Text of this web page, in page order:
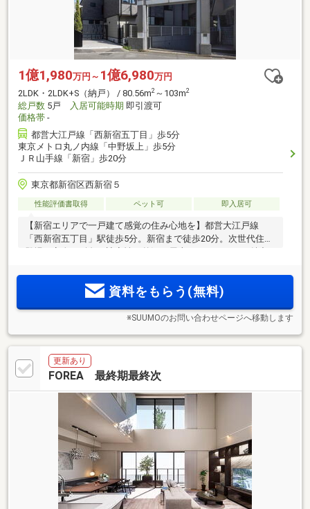
1億1,980万円～ 1億6,980万円
2LDK・2LDK+S（納戸） / 80.56m2 ～103m2
総戸数 5戸 入居可能時期 即引渡可
価格帯 -
都営大江戸線「西新宿五丁目」歩5分
東京メトロ丸ノ内線「中野坂上」歩5分
ＪＲ山手線「新宿」歩20分
東京都新宿区西新宿５
性能評価書取得 ペット可 即入居可
【新宿エリアで一戸建て感覚の住み心地を】都営大江戸線
「西新宿五丁目」駅徒歩5分。新宿まで徒歩20分。次世代住宅
資料をもらう(無料)
※SUUMOのお問い合わせページへ移動します
更新あり
FOREA 最終期最終次